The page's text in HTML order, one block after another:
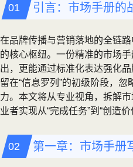
引言：市场手册的
在品牌传播与营销落地的全链
的核心枢纽。一份精准的市场
出，更能通过标准化表达强化
留在“信息罗列”的初级阶段，
力。本文将从专业视角，拆解
业者实现从“完成任务”到“创造价
第一章：市场手册